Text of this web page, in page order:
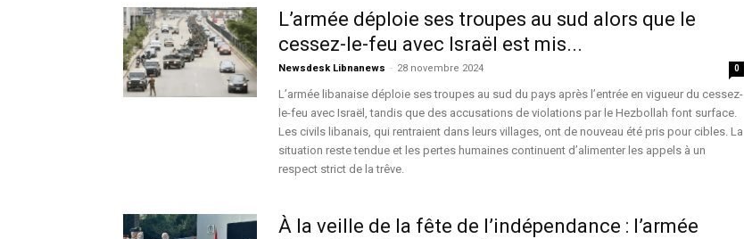
L’armée déploie ses troupes au sud alors que le
cessez-le-feu avec Israël est mis...
Newsdesk Libnanews - 28 novembre 2024 0
L’armée libanaise déploie ses troupes au sud du pays après l’entrée en vigueur du cessez-
le-feu avec Israël, tandis que des accusations de violations par le Hezbollah font surface.
Les civils libanais, qui rentraient dans leurs villages, ont de nouveau été pris pour cibles. La
situation reste tendue et les pertes humaines continuent d’alimenter les appels à un
respect strict de la trêve.
À la veille de la fête de l’indépendance : l’armée